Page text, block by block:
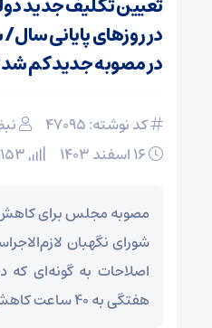
در روز‌های پایانی
در مصوبه جدید کم
کد نوشته: 47095
مصوبه مجلس برای کاهش
شورای نگهبان
اصلاحات به گونه‌ای که
هفتگی به ۴۰ ساعت کاهش یابد